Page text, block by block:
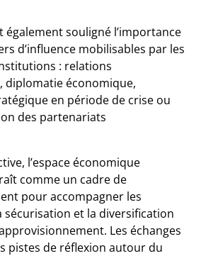
également souligné l’importance
d’influence mobilisables par les
: relations
diplomatie économique,
en période de crise ou
des partenariats
l’espace économique
comme un cadre de
pour accompagner les
sécurisation et la diversification
Les échanges
pistes de réflexion autour du